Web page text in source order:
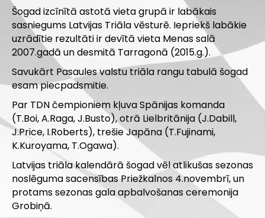
Šogad izcīnītā astotā vieta grupā ir labākais
sasniegums Latvijas Triāla vēsturē. Iepriekš labākie
uzrādītie rezultāti ir devītā vieta Menas salā
2007.gadā un desmitā Tarragonā (2015.g.).
Savukārt Pasaules valstu triāla rangu tabulā šogad
esam piecpadsmitie.
Par TDN čempioniem kļuva Spānijas komanda
(T.Boi, A.Raga, J.Busto), otrā Lielbritānija (J.Dabill,
J.Price, I.Roberts), trešie Japāna (T.Fujinami,
K.Kuroyama, T.Ogawa).
Latvijas triāla kalendārā šogad vēl atlikušas sezonas
noslēguma sacensības Priežkalnos 4.novembrī, un
protams sezonas gala apbalvošanas ceremonija
Grobiņā.